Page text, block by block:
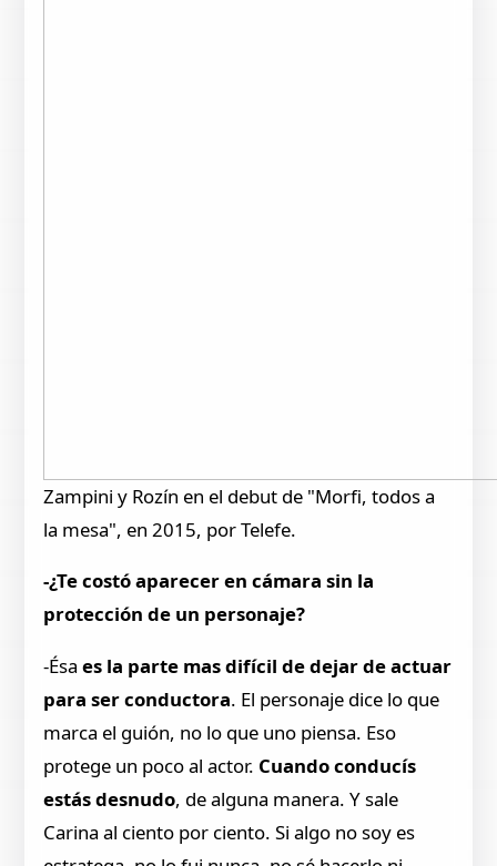
Zampini y Rozín en el debut de "Morfi, todos a
la mesa", en 2015, por Telefe.
-¿Te costó aparecer en cámara sin la
protección de un personaje?
-Ésaes la parte mas difícil de dejar de actuar
para ser conductora. El personaje dice lo que
marca el guión, no lo que uno piensa. Eso
protege un poco al actor. Cuando conducís
estás desnudo, de alguna manera. Y sale
Carina al ciento por ciento. Si algo no soy es